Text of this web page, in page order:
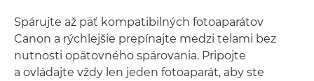
Spárujte až päť kompatibilných fotoaparátov
Canon a rýchlejšie prepínajte medzi telami bez
nutnosti opätovného spárovania. Pripojte
a ovládajte vždy len jeden fotoaparát, aby ste